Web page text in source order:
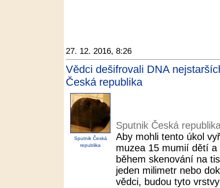
27. 12. 2016, 8:26
Vědci dešifrovali DNA
Česká republika
Sputnik Česká
republika
Sputnik Česká
Aby mohli tento úkol
muzea 15 mumií dětí a
během skenování na
jeden milimetr nebo
vědci, budou tyto